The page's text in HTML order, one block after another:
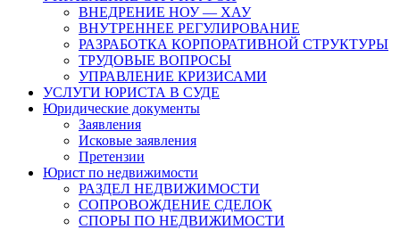
ВНЕДРЕНИЕ НОУ — ХАУ
ВНУТРЕННЕЕ РЕГУЛИРОВАНИЕ
РАЗРАБОТКА КОРПОРАТИВНОЙ СТРУКТУРЫ
ТРУДОВЫЕ ВОПРОСЫ
УПРАВЛЕНИЕ КРИЗИСАМИ
УСЛУГИ ЮРИСТА В СУДЕ
Юридические документы
Заявления
Исковые заявления
Претензии
Юрист по недвижимости
РАЗДЕЛ НЕДВИЖИМОСТИ
СОПРОВОЖДЕНИЕ СДЕЛОК
СПОРЫ ПО НЕДВИЖИМОСТИ